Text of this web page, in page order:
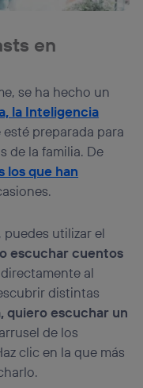
en
se ha hecho un
la Inteligencia
esté preparada para
de la familia. De
los que han
utilizar el
escuchar cuentos
al
distintas
quiero escuchar un
de los
clic en la que más